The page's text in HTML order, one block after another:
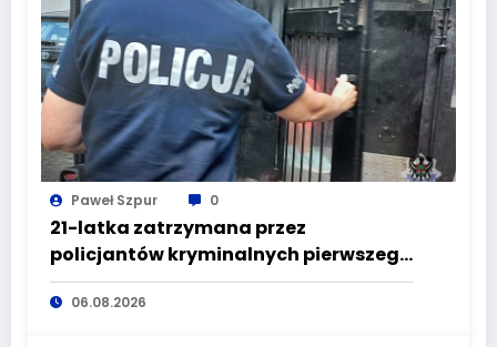
Paweł Szpur 0
21-latka zatrzymana przez
policjantów kryminalnych pierwszego
komisariatu za kradzieże sklepowe
06.08.2026